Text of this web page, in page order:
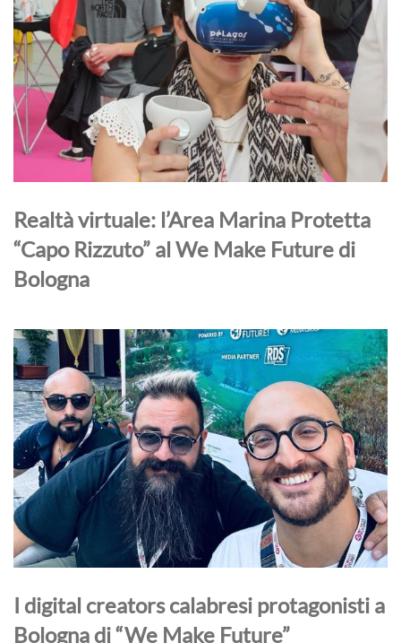
Realtà virtuale: l’Area Marina Protetta
“Capo Rizzuto” al We Make Future di
Bologna
I digital creators calabresi protagonisti a
Bologna di “We Make Future”